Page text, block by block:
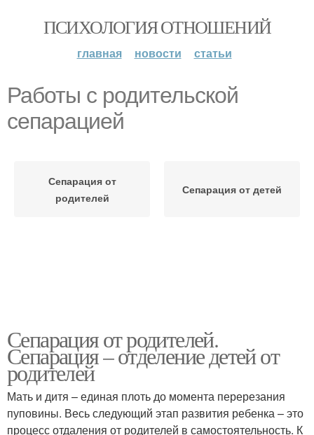
ПСИХОЛОГИЯ ОТНОШЕНИЙ
главная новости статьи
Работы с родительской
сепарацией
Сепарация от
родителей
Сепарация от детей
Сепарация от родителей.
Сепарация – отделение детей от
родителей
Мать и дитя – единая плоть до момента перерезания
пуповины. Весь следующий этап развития ребенка – это
процесс отдаления от родителей в самостоятельность. К